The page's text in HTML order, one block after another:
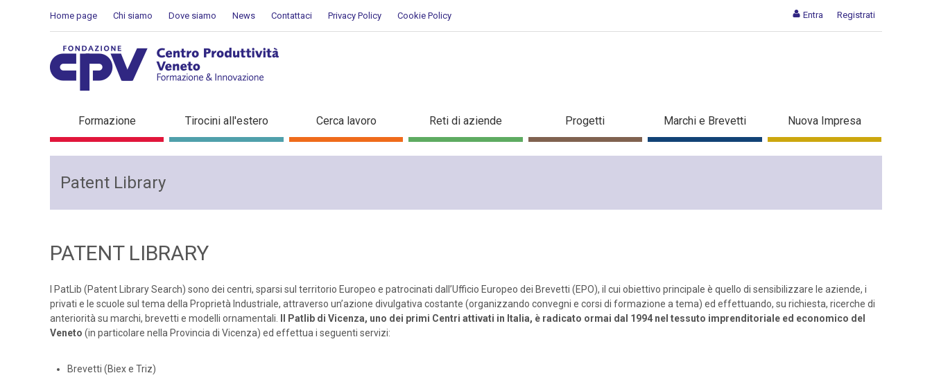
Entra Registrati
Home page Chi siamo Dove siamo News Contattaci Privacy Policy Cookie Policy
Rete PatLib - Patent Library
Formazione Tirocini all'estero Cerca lavoro Reti di aziende Progetti Marchi e Brevetti Nuova Impresa
Patent Library
PATENT LIBRARY
I PatLib (Patent Library Search) sono dei centri, sparsi sul territorio Europeo e patrocinati dall’Ufficio Europeo dei Brevetti (EPO), il cui obiettivo principale è quello di sensibilizzare le aziende, i
privati e le scuole sul tema della Proprietà Industriale, attraverso un’azione divulgativa costante (organizzando convegni e corsi di formazione a tema) ed effettuando, su richiesta, ricerche di
anteriorità su marchi, brevetti e modelli ornamentali.
Il Patlib di Vicenza, uno dei primi Centri attivati in Italia, è radicato ormai dal 1994 nel tessuto imprenditoriale ed economico del
Veneto (in particolare nella Provincia di Vicenza) ed effettua i seguenti servizi:
Brevetti (Biex e Triz)